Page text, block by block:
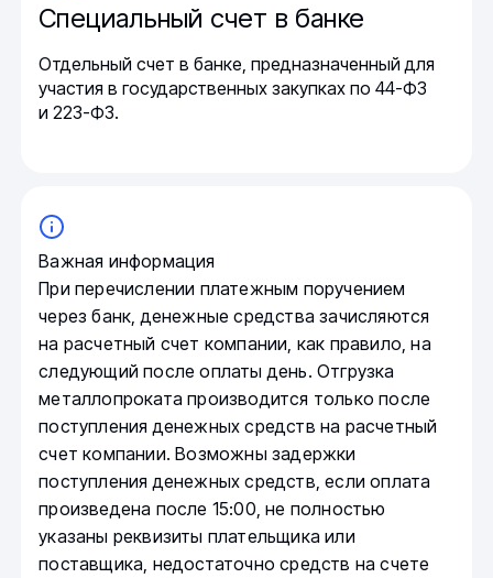
Специальный счет в банке
Отдельный счет в банке, предназначенный для
участия в государственных закупках по 44-ФЗ
и 223-ФЗ.
Важная информация
При перечислении платежным поручением
через банк, денежные средства зачисляются
на расчетный счет компании, как правило, на
следующий после оплаты день. Отгрузка
металлопроката производится только после
поступления денежных средств на расчетный
счет компании. Возможны задержки
поступления денежных средств, если оплата
произведена после 15:00, не полностью
указаны реквизиты плательщика или
поставщика, недостаточно средств на счете